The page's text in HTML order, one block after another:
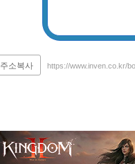
주소복사 https://www.inven.co.kr/